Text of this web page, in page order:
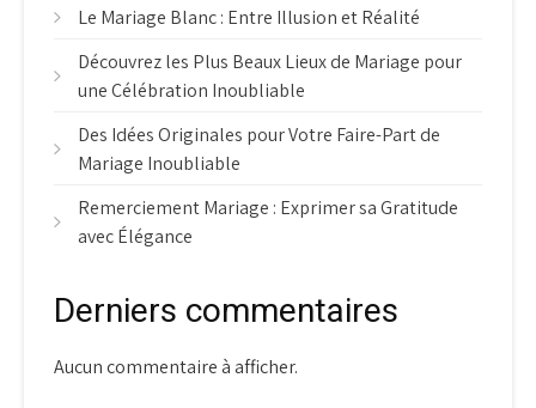
Le Mariage Blanc : Entre Illusion et Réalité
Découvrez les Plus Beaux Lieux de Mariage pour
une Célébration Inoubliable
Des Idées Originales pour Votre Faire-Part de
Mariage Inoubliable
Remerciement Mariage : Exprimer sa Gratitude
avec Élégance
Derniers commentaires
Aucun commentaire à afficher.